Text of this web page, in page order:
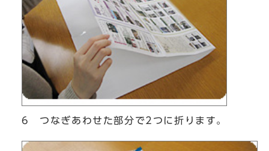
6 つなぎあわせた部分で2つに折ります。